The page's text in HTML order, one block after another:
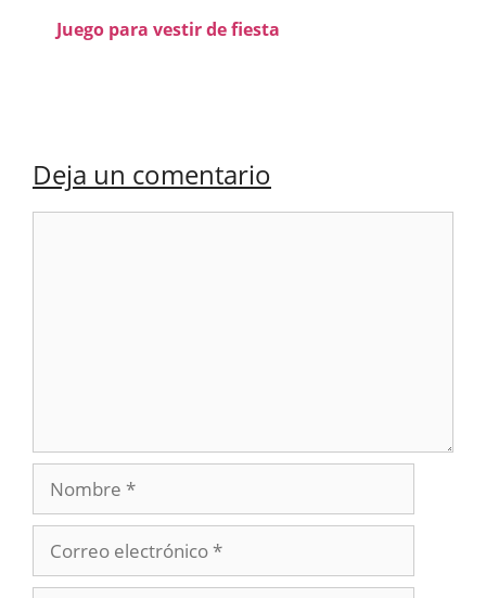
Juego para vestir de fiesta
Deja un comentario
Nombre
electrónico